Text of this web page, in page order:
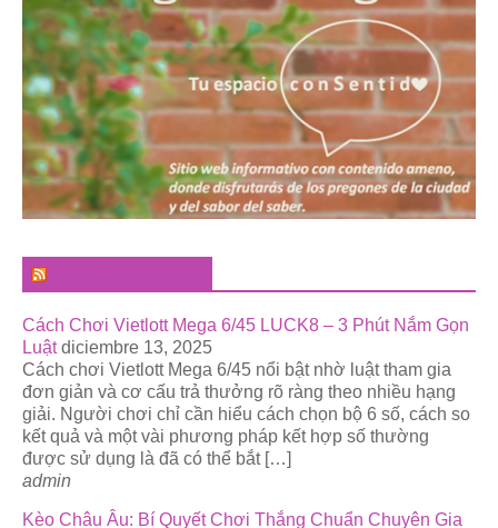
Cách Chơi Vietlott Mega 6/45 LUCK8 – 3 Phút Nắm Gọn
Luật diciembre 13, 2025
Cách chơi Vietlott Mega 6/45 nổi bật nhờ luật tham gia
đơn giản và cơ cấu trả thưởng rõ ràng theo nhiều hạng
giải. Người chơi chỉ cần hiểu cách chọn bộ 6 số, cách so
kết quả và một vài phương pháp kết hợp số thường
được sử dụng là đã có thể bắt […]
admin
Kèo Châu Âu: Bí Quyết Chơi Thắng Chuẩn Chuyên Gia